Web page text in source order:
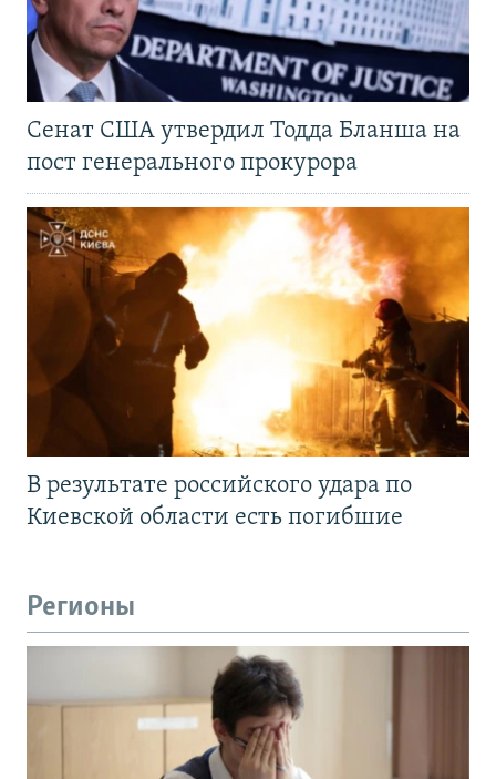
Сенат США утвердил Тодда Бланша на
пост генерального прокурора
В результате российского удара по
Киевской области есть погибшие
Регионы